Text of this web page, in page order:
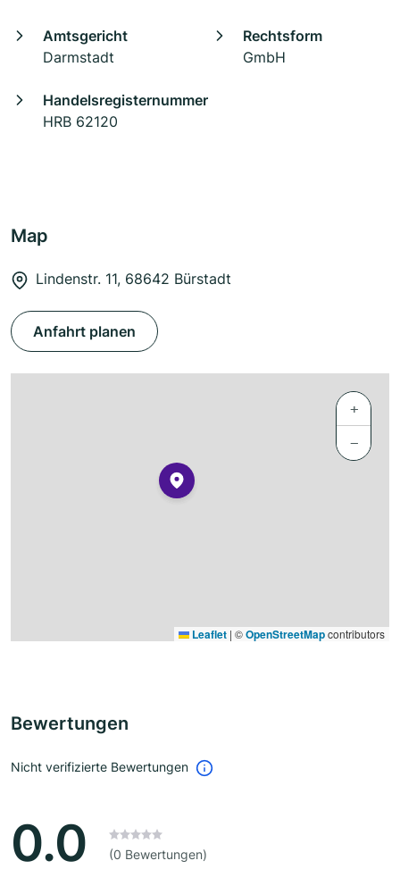
Amtsgericht
Darmstadt
Rechtsform
GmbH
Handelsregisternummer
HRB 62120
Map
Lindenstr. 11, 68642 Bürstadt
Anfahrt planen
+
−
Leaflet | ©OpenStreetMapcontributors
Bewertungen
Nicht verifizierte Bewertungen
0.0 (0 Bewertungen)